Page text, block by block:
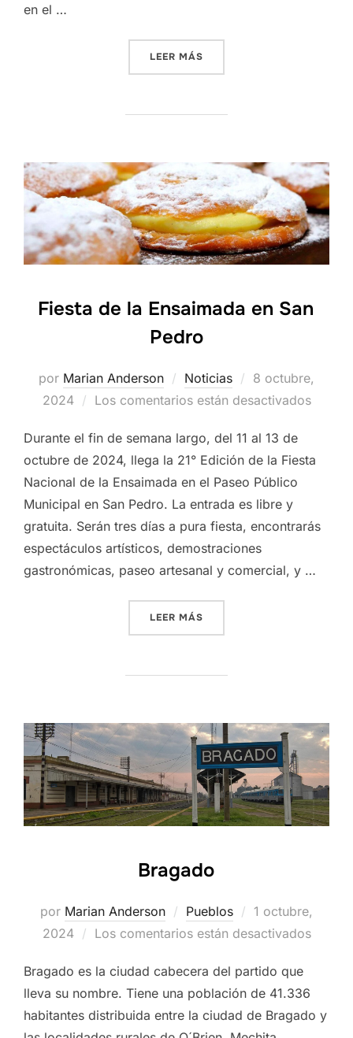
en el …
LEER MÁS
Fiesta de la Ensaimada en San
Pedro
por Marian Anderson Noticias
Publicado
el
8 octubre,
2024
Los comentarios están desactivados
Durante el fin de semana largo, del 11 al 13 de
octubre de 2024, llega la 21° Edición de la Fiesta
Nacional de la Ensaimada en el Paseo Público
Municipal en San Pedro. La entrada es libre y
gratuita. Serán tres días a pura fiesta, encontrarás
espectáculos artísticos, demostraciones
gastronómicas, paseo artesanal y comercial, y …
LEER MÁS
Bragado
por Marian Anderson Pueblos
Publicado
el
1 octubre,
2024
Los comentarios están desactivados
Bragado es la ciudad cabecera del partido que
lleva su nombre. Tiene una población de 41.336
habitantes distribuida entre la ciudad de Bragado y